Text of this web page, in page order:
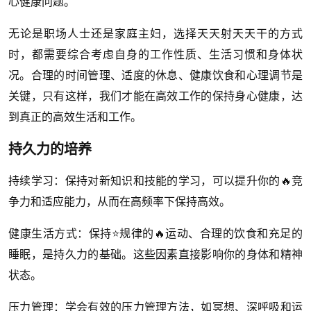
无论是职场人士还是家庭主妇，选择天天射天天干的方式
时，都需要综合考虑自身的工作性质、生活习惯和身体状
况。合理的时间管理、适度的休息、健康饮食和心理调节是
关键，只有这样，我们才能在高效工作的保持身心健康，达
到真正的高效生活和工作。
持久力的培养
持续学习：保持对新知识和技能的学习，可以提升你的🔥竞
争力和适应能力，从而在高频率下保持高效。
健康生活方式：保持⭐规律的🔥运动、合理的饮食和充足的
睡眠，是持久力的基础。这些因素直接影响你的身体和精神
状态。
压力管理：学会有效的压力管理方法，如冥想、深呼吸和运